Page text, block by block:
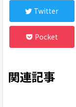
Twitter
Pocket
関連記事